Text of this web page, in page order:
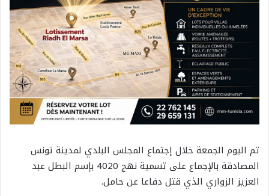
تم اليوم الجمعة خلال إجتماع المجلس البلدي لمدينة تونس
المصادقة بالإجماع على تسمية نهج 4020 بإسم البطل عبد
العزيز الزواري الذي قتل دفاعا عن حامل.